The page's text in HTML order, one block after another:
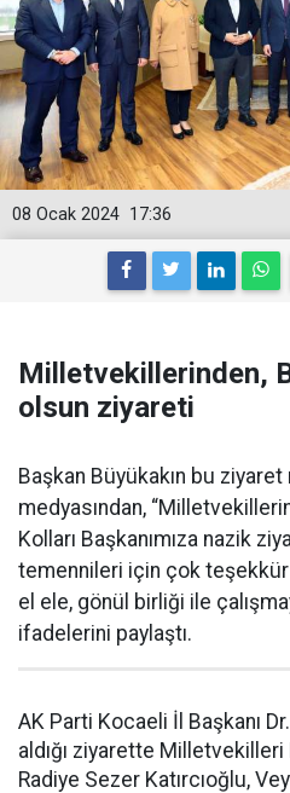
17:36
08 Ocak 2024
Milletvekillerinden,
olsun ziyareti
Başkan Büyükakın bu
medyasından,
Kolları Başkanımıza nazik
temennileri için çok
el ele, gönül birliği ile
ifadelerini paylaştı.
AK Parti Kocaeli İl Başkanı
aldığı ziyarette
Radiye Sezer Katırcıoğlu,